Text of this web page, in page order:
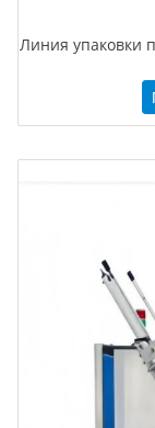
Линия упаковки